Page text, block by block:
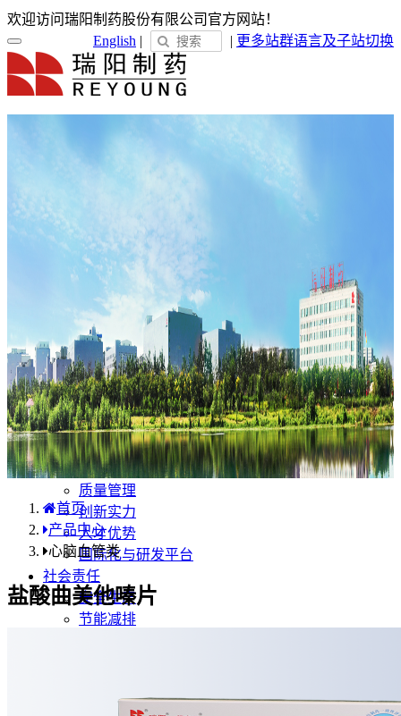
欢迎访问瑞阳制药股份有限公司官方网站！
语言及子站切换
English | | 更多站群
关于瑞阳
瑞阳简介
企业文化
新闻中心
瑞阳动态
通知公告
媒体聚焦
员工天地
企业电子报
产品服务
产品中心
国内分布
学术合规
企业优势
质量管理
创新实力
人才优势
国际化与研发平台
社会责任
安全生产
节能减排
首页
产品中心
心脑血管类
盐酸曲美他嗪片